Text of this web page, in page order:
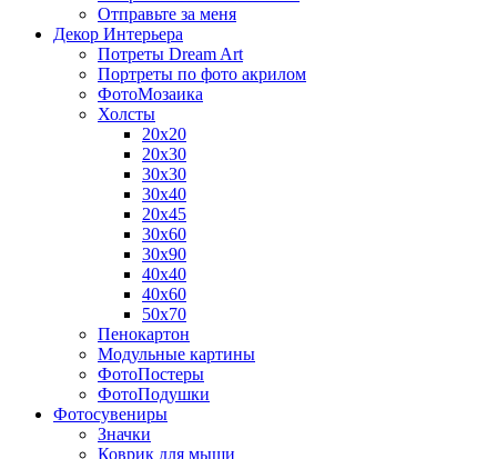
Отправьте за меня
Декор Интерьера
Потреты Dream Art
Портреты по фото акрилом
ФотоМозаика
Холсты
20х20
20х30
30х30
30х40
20х45
30х60
30х90
40х40
40х60
50х70
Пенокартон
Модульные картины
ФотоПостеры
ФотоПодушки
Фотоcувениры
Значки
Коврик для мыши